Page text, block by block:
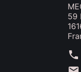
59
phone